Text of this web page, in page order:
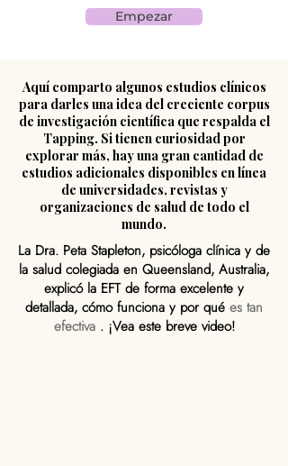
Empezar
Aquí comparto algunos estudios clínicos
para darles una idea del creciente corpus
de investigación científica que respalda el
Tapping. Si tienen curiosidad por
explorar más, hay una gran cantidad de
estudios adicionales disponibles en línea
de universidades, revistas y
organizaciones de salud de todo el
mundo.
La Dra. Peta Stapleton, psicóloga clínica y de
la salud colegiada en Queensland, Australia,
explicó la EFT de forma excelente y
detallada, cómo funciona y por qué es tan
efectiva. ¡Vea este breve video!